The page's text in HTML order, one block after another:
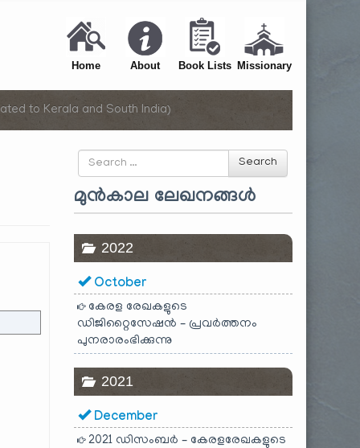
Home About Book Lists Missionary
to Kerala and South India)
Search
for
Search
മുൻകാല ലേഖനങ്ങൾ
2022
October
കേരള രേഖകളുടെ
ഡിജിറ്റൈസേഷൻ – പ്രവർത്തനം
പുനരാരംഭിക്കുന്നു
2021
December
2021 ഡിസംബർ – കേരളരേഖകളുടെ